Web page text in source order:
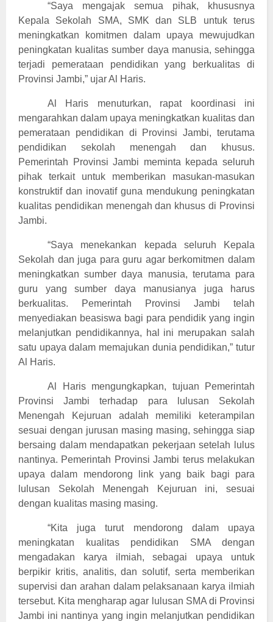
“Saya mengajak semua pihak, khususnya
Kepala Sekolah SMA, SMK dan SLB untuk terus
meningkatkan komitmen dalam upaya mewujudkan
peningkatan kualitas sumber daya manusia, sehingga
terjadi pemerataan pendidikan yang berkualitas di
Provinsi Jambi,” ujar Al Haris.
Al Haris menuturkan, rapat koordinasi ini
mengarahkan dalam upaya meningkatkan kualitas dan
pemerataan pendidikan di Provinsi Jambi, terutama
pendidikan sekolah menengah dan khusus.
Pemerintah Provinsi Jambi meminta kepada seluruh
pihak terkait untuk memberikan masukan-masukan
konstruktif dan inovatif guna mendukung peningkatan
kualitas pendidikan menengah dan khusus di Provinsi
Jambi.
“Saya menekankan kepada seluruh Kepala
Sekolah dan juga para guru agar berkomitmen dalam
meningkatkan sumber daya manusia, terutama para
guru yang sumber daya manusianya juga harus
berkualitas. Pemerintah Provinsi Jambi telah
menyediakan beasiswa bagi para pendidik yang ingin
melanjutkan pendidikannya, hal ini merupakan salah
satu upaya dalam memajukan dunia pendidikan,” tutur
Al Haris.
Al Haris mengungkapkan, tujuan Pemerintah
Provinsi Jambi terhadap para lulusan Sekolah
Menengah Kejuruan adalah memiliki keterampilan
sesuai dengan jurusan masing masing, sehingga siap
bersaing dalam mendapatkan pekerjaan setelah lulus
nantinya. Pemerintah Provinsi Jambi terus melakukan
upaya dalam mendorong link yang baik bagi para
lulusan Sekolah Menengah Kejuruan ini, sesuai
dengan kualitas masing masing.
“Kita juga turut mendorong dalam upaya
meningkatan kualitas pendidikan SMA dengan
mengadakan karya ilmiah, sebagai upaya untuk
berpikir kritis, analitis, dan solutif, serta memberikan
supervisi dan arahan dalam pelaksanaan karya ilmiah
tersebut. Kita mengharap agar lulusan SMA di Provinsi
Jambi ini nantinya yang ingin melanjutkan pendidikan